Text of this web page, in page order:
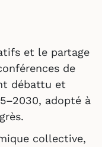
et le partage
de
débattu et
adopté à
collective,